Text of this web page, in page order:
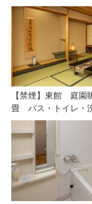
【禁煙】東館 庭
畳 バス・トイレ・